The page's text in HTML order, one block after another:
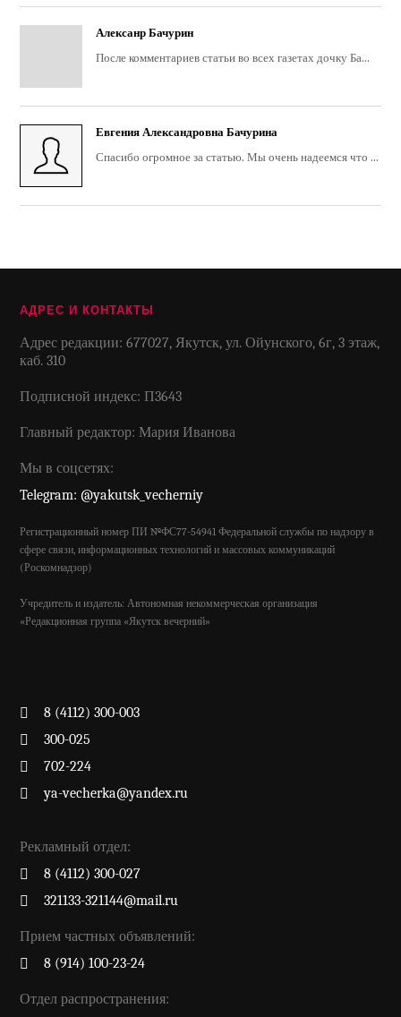
Алексанр Бачурин
После комментариев статьи во всех газетах дочку Ба...
Евгения Александровна Бачурина
Спасибо огромное за статью. Мы очень надеемся что ...
АДРЕС И КОНТАКТЫ
Адрес редакции: 677027, Якутск, ул. Ойунского, 6г, 3 этаж,
каб. 310
Подписной индекс: П3643
Главный редактор: Мария Иванова
Мы в соцсетях:
Telegram: @yakutsk_vecherniy
Регистрационный номер ПИ №ФС77-54941 Федеральной службы по надзору в
сфере связи, информационных технологий и массовых коммуникаций
(Роскомнадзор)
Учредитель и издатель: Автономная некоммерческая организация
«Редакционная группа «Якутск вечерний»
8 (4112) 300-003
300-025
702-224
ya-vecherka@yandex.ru
Рекламный отдел:
8 (4112) 300-027
321133-321144@mail.ru
Прием частных объявлений:
8 (914) 100-23-24
Отдел распространения: